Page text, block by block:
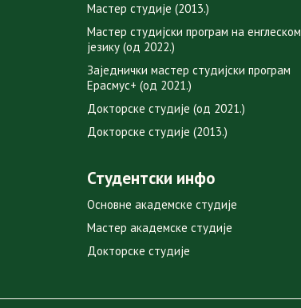
Мастер студије (2013.)
Мастер студијски програм на енглеском
језику (од 2022.)
Заједнички мастер студијски програм
Ерасмус+ (од 2021.)
Докторске студије (од 2021.)
Докторске студије (2013.)
Студентски инфо
Основне академске студије
Мастер академске студије
Докторске студије